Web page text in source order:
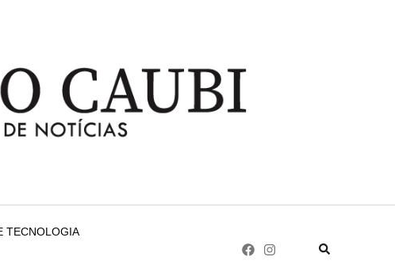
TECNOLOGIA